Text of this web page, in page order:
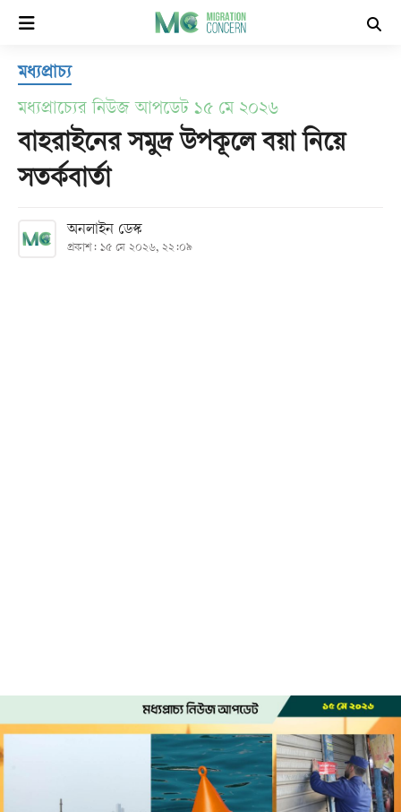
হোম
সর্বশেষ
সব
মধ্যপ্রাচ্য
মধ্যপ্রাচ্যের নিউজ আপডেট ১৫ মে ২০২৬
বাহরাইনের সমুদ্র উপকূলে বয়া নিয়ে
সতর্কবার্তা
অনলাইন ডেস্ক
প্রকাশ: ১৫ মে ২০২৬, ২২:০৯